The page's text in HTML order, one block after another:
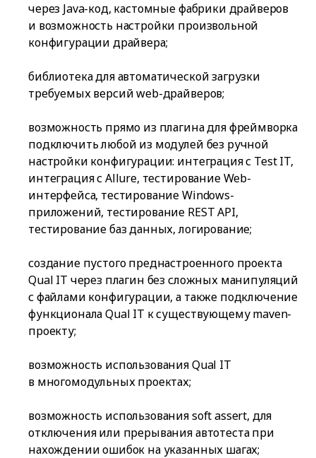
через Java-код, кастомные фабрики драйверов
и возможность настройки произвольной
конфигурации драйвера;
библиотека для автоматической загрузки
требуемых версий web-драйверов;
возможность прямо из плагина для фреймворка
подключить любой из модулей без ручной
настройки конфигурации: интеграция с Test IT,
интеграция с Allure, тестирование Web-
интерфейса, тестирование Windows-
приложений, тестирование REST API,
тестирование баз данных, логирование;
создание пустого преднастроенного проекта
Qual IT через плагин без сложных манипуляций
с файлами конфигурации, а также подключение
функционала Qual IT к существующему maven-
проекту;
возможность использования Qual IT
в многомодульных проектах;
возможность использования soft assert, для
отключения или прерывания автотеста при
нахождении ошибок на указанных шагах;